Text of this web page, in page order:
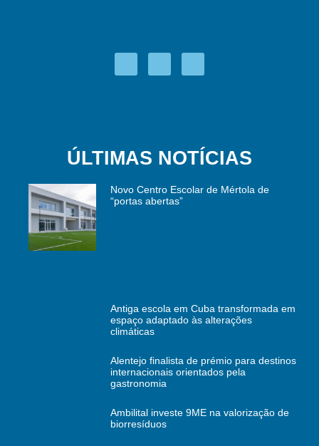
ÚLTIMAS NOTÍCIAS
Novo Centro Escolar de Mértola de
“portas abertas”
Antiga escola em Cuba transformada em
espaço adaptado às alterações
climáticas
Alentejo finalista de prémio para destinos
internacionais orientados pela
gastronomia
Ambilital investe 9ME na valorização de
biorresíduos